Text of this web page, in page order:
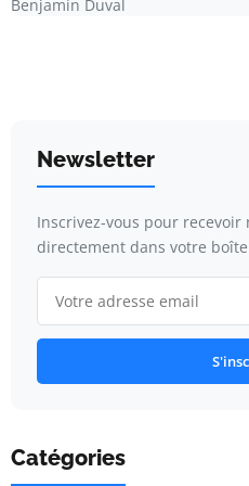
Benjamin Duval
Newsletter
Inscrivez-vous pour
directement dans votre
Catégories